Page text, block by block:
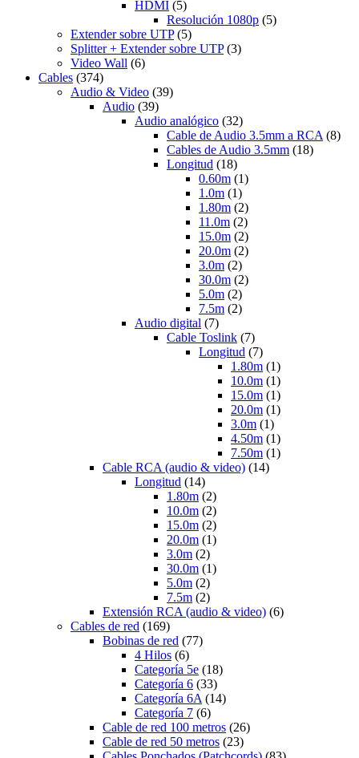
HDMI (5)
Resolución 1080p (5)
Extender sobre UTP (5)
Splitter + Extender sobre UTP (3)
Video Wall (6)
Cables (374)
Audio & Video (39)
Audio (39)
Audio analógico (32)
Cable de Audio 3.5mm a RCA (8)
Cables de Audio 3.5mm (18)
Longitud (18)
0.60m (1)
1.0m (1)
1.80m (2)
11.0m (2)
15.0m (2)
20.0m (2)
3.0m (2)
30.0m (2)
5.0m (2)
7.5m (2)
Audio digital (7)
Cable Toslink (7)
Longitud (7)
1.80m (1)
10.0m (1)
15.0m (1)
20.0m (1)
3.0m (1)
4.50m (1)
7.50m (1)
Cable RCA (audio & video) (14)
Longitud (14)
1.80m (2)
10.0m (2)
15.0m (2)
20.0m (1)
3.0m (2)
30.0m (1)
5.0m (2)
7.5m (2)
Extensión RCA (audio & video) (6)
Cables de red (169)
Bobinas de red (77)
4 Hilos (6)
Categoría 5e (18)
Categoría 6 (33)
Categoría 6A (14)
Categoría 7 (6)
Cable de red 100 metros (26)
Cable de red 50 metros (23)